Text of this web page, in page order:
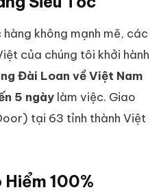
không mạnh mẽ, các
của chúng tôi khởi hành
Đài Loan về Việt Nam
5 ngày làm việc. Giao
tại 63 tỉnh thành Việt
Hiểm 100%